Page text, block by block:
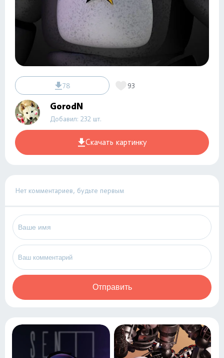
78 93
GorodN
Добавил: 232 шт.
Скачать картинку
Нет комментариев, будьте первым
Отправить